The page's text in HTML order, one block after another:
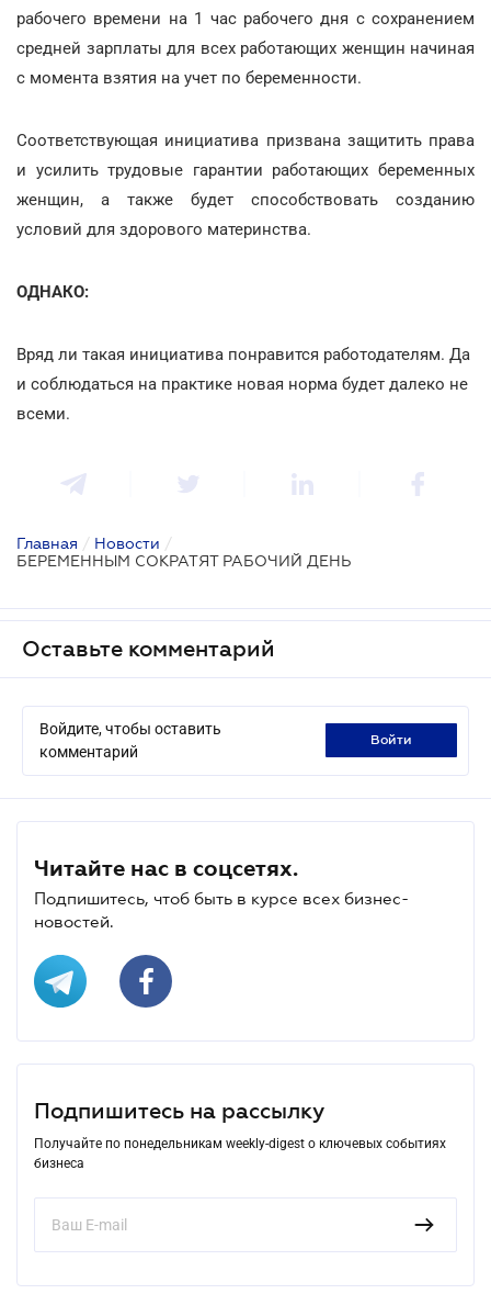
рабочего времени на 1 час рабочего дня с сохранением
средней зарплаты для всех работающих женщин начиная
с момента взятия на учет по беременности.
Соответствующая инициатива призвана защитить права
и усилить трудовые гарантии работающих беременных
женщин, а также будет способствовать созданию
условий для здорового материнства.
ОДНАКО:
Вряд ли такая инициатива понравится работодателям. Да
и соблюдаться на практике новая норма будет далеко не
всеми.
Главная / Новости /
БЕРЕМЕННЫМ СОКРАТЯТ РАБОЧИЙ ДЕНЬ
Оставьте комментарий
Войдите, чтобы оставить
комментарий
войти
Читайте нас в соцсетях.
Подпишитесь, чтоб быть в курсе всех бизнес-
новостей.
Подпишитесь на рассылку
Получайте по понедельникам weekly-digest о ключевых событиях
бизнеса